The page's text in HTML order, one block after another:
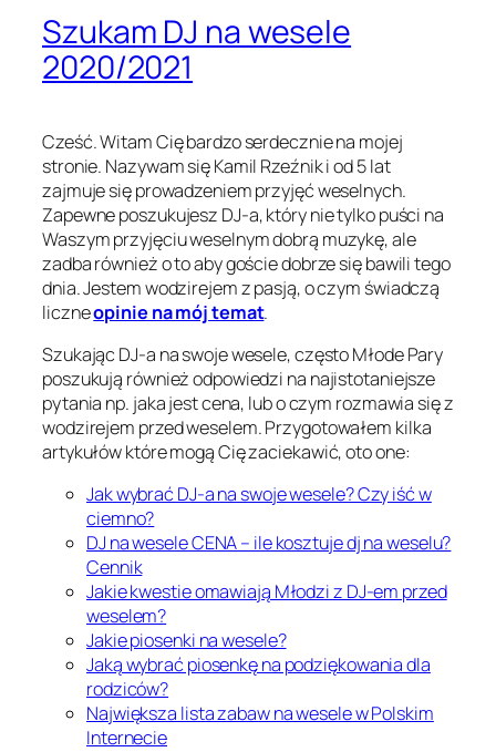
Szukam DJ na wesele
2020/2021
Cześć. Witam Cię bardzo serdecznie na mojej
stronie. Nazywam się Kamil Rzeźnik i od 5 lat
zajmuje się prowadzeniem przyjęć weselnych.
Zapewne poszukujesz DJ-a, który nie tylko puści na
Waszym przyjęciu weselnym dobrą muzykę, ale
zadba również o to aby goście dobrze się bawili tego
dnia. Jestem wodzirejem z pasją, o czym świadczą
liczneopinie na mój temat.
Szukając DJ-a na swoje wesele, często Młode Pary
poszukują również odpowiedzi na najistotaniejsze
pytania np. jaka jest cena, lub o czym rozmawia się z
wodzirejem przed weselem. Przygotowałem kilka
artykułów które mogą Cię zaciekawić, oto one:
Jak wybrać DJ-a na swoje wesele? Czy iść w
ciemno?
DJ na wesele CENA – ile kosztuje dj na weselu?
Cennik
Jakie kwestie omawiają Młodzi z DJ-em przed
weselem?
Jakie piosenki na wesele?
Jaką wybrać piosenkę na podziękowania dla
rodziców?
Największa lista zabaw na wesele w Polskim
Internecie